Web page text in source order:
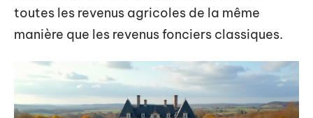
toutes les revenus agricoles de la même
manière que les revenus fonciers classiques.